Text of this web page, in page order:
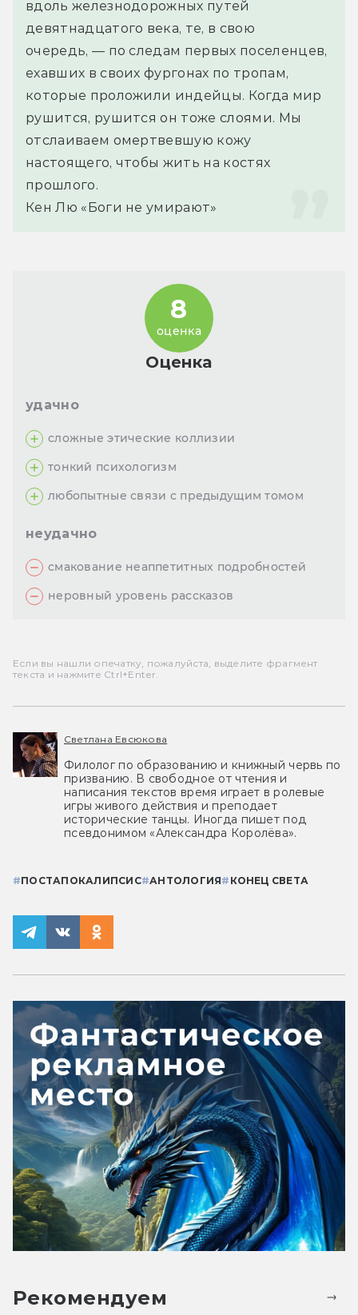
вдоль железнодорожных путей
девятнадцатого века, те, в свою
очередь, — по следам первых поселенцев,
ехавших в своих фургонах по тропам,
которые проложили индейцы. Когда мир
рушится, рушится он тоже слоями. Мы
отслаиваем омертвевшую кожу
настоящего, чтобы жить на костях
прошлого.
Кен Лю «Боги не умирают»
Оценка
8
оценка
удачно
сложные этические коллизии
тонкий психологизм
любопытные связи с предыдущим томом
неудачно
смакование неаппетитных подробностей
неровный уровень рассказов
Если вы нашли опечатку, пожалуйста, выделите фрагмент
текста и нажмите Ctrl+Enter.
Светлана Евсюкова
Филолог по образованию и книжный червь по
призванию. В свободное от чтения и
написания текстов время играет в ролевые
игры живого действия и преподает
исторические танцы. Иногда пишет под
псевдонимом «Александра Королёва».
#ПОСТАПОКАЛИПСИС#АНТОЛОГИЯ# КОНЕЦ СВЕТА
Рекомендуем